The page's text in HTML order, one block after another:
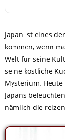
Japan ist eines
kommen, wenn
Welt für seine
seine köstliche
Mysterium.
Japans
nämlich die